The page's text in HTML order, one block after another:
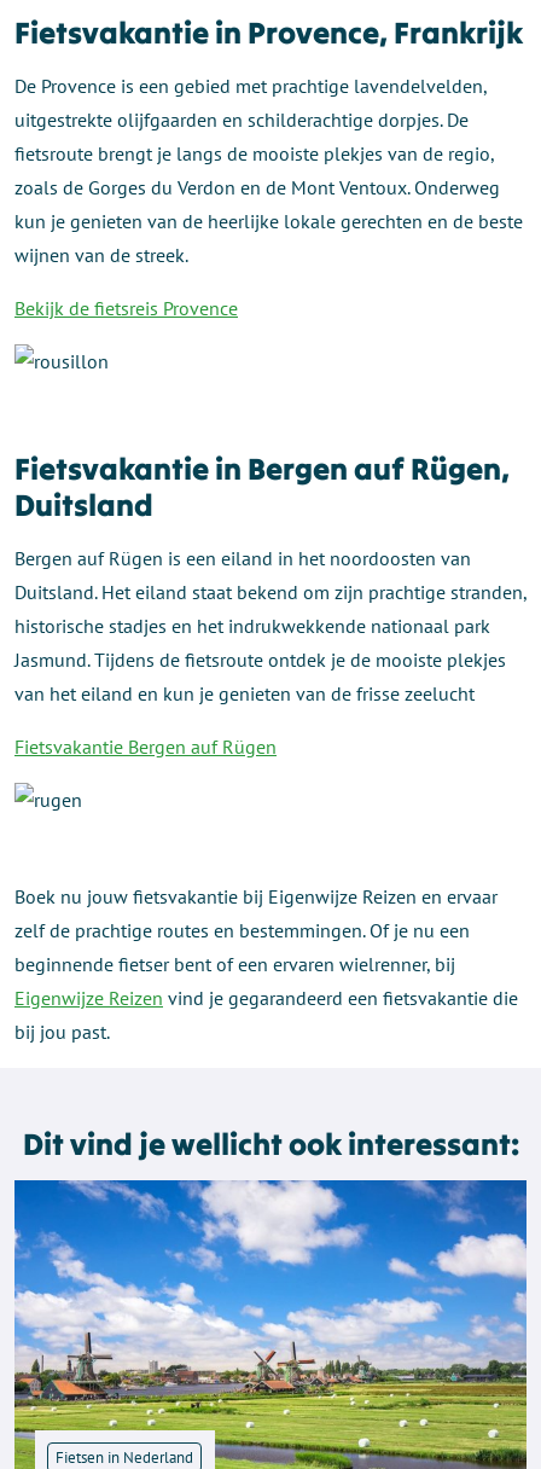
Fietsvakantie in Provence, Frankrijk
De Provence is een gebied met prachtige lavendelvelden,
uitgestrekte olijfgaarden en schilderachtige dorpjes. De
fietsroute brengt je langs de mooiste plekjes van de regio,
zoals de Gorges du Verdon en de Mont Ventoux. Onderweg
kun je genieten van de heerlijke lokale gerechten en de beste
wijnen van de streek.
Bekijk de fietsreis Provence
Fietsvakantie in Bergen auf Rügen,
Duitsland
Bergen auf Rügen is een eiland in het noordoosten van
Duitsland. Het eiland staat bekend om zijn prachtige stranden,
historische stadjes en het indrukwekkende nationaal park
Jasmund. Tijdens de fietsroute ontdek je de mooiste plekjes
van het eiland en kun je genieten van de frisse zeelucht
Fietsvakantie Bergen auf Rügen
Boek nu jouw fietsvakantie bij Eigenwijze Reizen en ervaar
zelf de prachtige routes en bestemmingen. Of je nu een
beginnende fietser bent of een ervaren wielrenner, bij
Eigenwijze Reizen vind je gegarandeerd een fietsvakantie die
bij jou past.
Dit vind je wellicht ook interessant:
Fietsen in Nederland